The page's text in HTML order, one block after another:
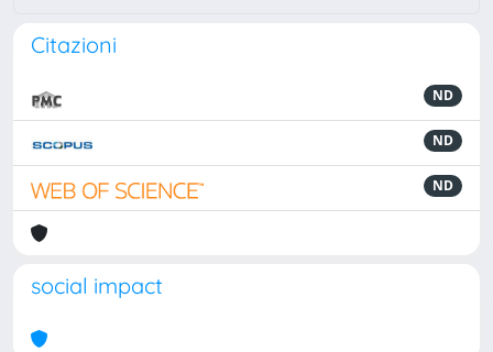
Citazioni
ND
ND
ND
social impact